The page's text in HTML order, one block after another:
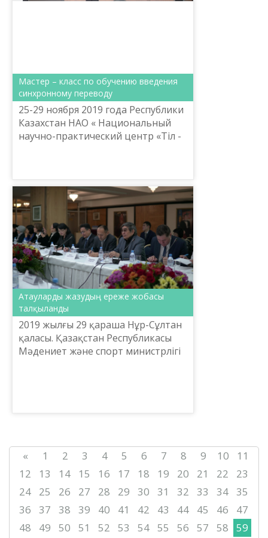
Мастер – класс по обучению введения
синхронному переводу
25-29 ноября 2019 года Республики
Казахстан НАО « Национальный
научно-практический центр «Тіл -
Атауларды жазудың ереже жобасы
талқыланды
2019 жылғы 29 қараша Нұр-Сұлтан
қаласы. Қазақстан Республикасы
Мәдениет және спорт министрлігі
« 1 2 3 4 5 6 7 8 9 10
11
12
13 14 15 16 17 18 19 20 21 22
23
24
25 26 27 28 29 30 31 32 33 34 35
36
37 38 39 40 41 42 43 44 45 46
47
48
49 50 51 52 53 54 55 56 57 58
59